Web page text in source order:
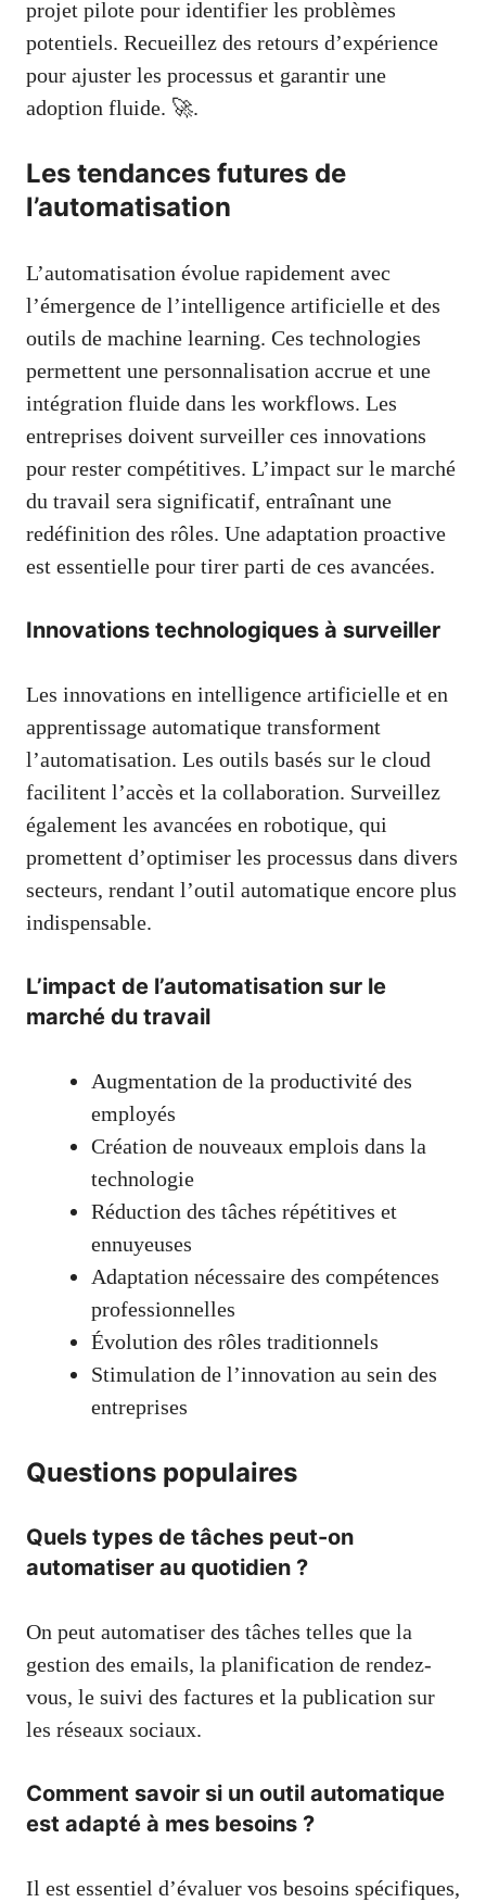
projet pilote pour identifier les problèmes
potentiels. Recueillez des retours d’expérience
pour ajuster les processus et garantir une
adoption fluide. 🚀.
Les tendances futures de
l’automatisation
L’automatisation évolue rapidement avec
l’émergence de l’intelligence artificielle et des
outils de machine learning. Ces technologies
permettent une personnalisation accrue et une
intégration fluide dans les workflows. Les
entreprises doivent surveiller ces innovations
pour rester compétitives. L’impact sur le marché
du travail sera significatif, entraînant une
redéfinition des rôles. Une adaptation proactive
est essentielle pour tirer parti de ces avancées.
Innovations technologiques à surveiller
Les innovations en intelligence artificielle et en
apprentissage automatique transforment
l’automatisation. Les outils basés sur le cloud
facilitent l’accès et la collaboration. Surveillez
également les avancées en robotique, qui
promettent d’optimiser les processus dans divers
secteurs, rendant l’outil automatique encore plus
indispensable.
L’impact de l’automatisation sur le
marché du travail
Augmentation de la productivité des
employés
Création de nouveaux emplois dans la
technologie
Réduction des tâches répétitives et
ennuyeuses
Adaptation nécessaire des compétences
professionnelles
Évolution des rôles traditionnels
Stimulation de l’innovation au sein des
entreprises
Questions populaires
Quels types de tâches peut-on
automatiser au quotidien ?
On peut automatiser des tâches telles que la
gestion des emails, la planification de rendez-
vous, le suivi des factures et la publication sur
les réseaux sociaux.
Comment savoir si un outil automatique
est adapté à mes besoins ?
Il est essentiel d’évaluer vos besoins spécifiques,